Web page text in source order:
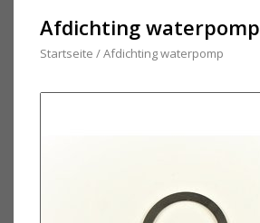
Afdichting waterpomp
Startseite /Afdichting waterpomp